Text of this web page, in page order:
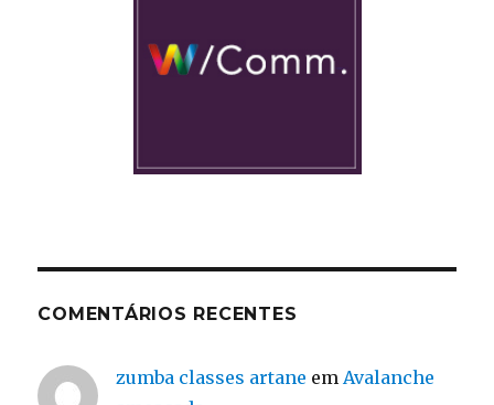
COMENTÁRIOS RECENTES
zumba classes artane em Avalanche